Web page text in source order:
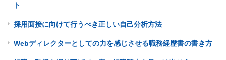
ト
採用面接に向けて行うべき正しい自己分析方法
Webディレクターとしての力を感じさせる職務経歴書の書き方